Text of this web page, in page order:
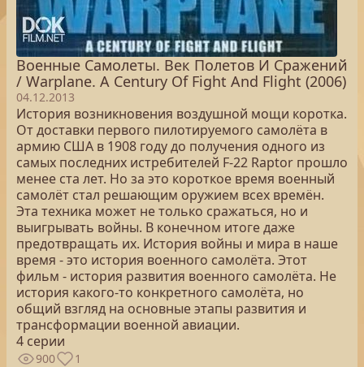
Военные Самолеты. Век Полетов И Сражений
/ Warplane. A Century Of Fight And Flight (2006)
04.12.2013
История возникновения воздушной мощи коротка.
От доставки первого пилотируемого самолёта в
армию США в 1908 году до получения одного из
самых последних истребителей F-22 Raptor прошло
менее ста лет. Но за это короткое время военный
самолёт стал решающим оружием всех времён.
Эта техника может не только сражаться, но и
выигрывать войны. В конечном итоге даже
предотвращать их. История войны и мира в наше
время - это история военного самолёта. Этот
фильм - история развития военного самолёта. Не
история какого-то конкретного самолёта, но
общий взгляд на основные этапы развития и
трансформации военной авиации.
4 серии
900 1